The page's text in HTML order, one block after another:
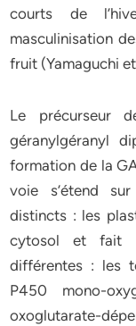
courts de
masculinisation
fruit (Yamaguchi
Le précurseur
géranylgéranyl
formation de la
voie s’étend
distincts : les
cytosol et fait
différentes : les
P450 mono-
oxoglutarate-